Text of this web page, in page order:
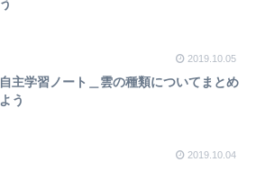
う
2019.10.05
自主学習ノート＿雲の種類についてまとめ
よう
2019.10.04